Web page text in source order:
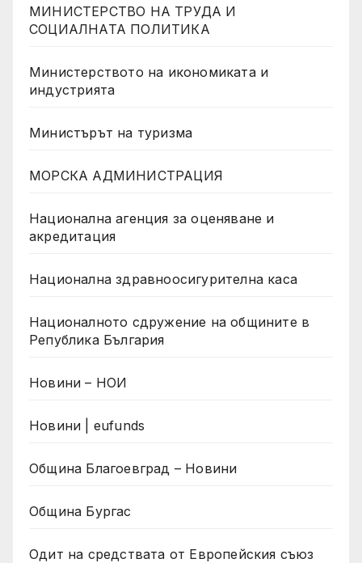
МИНИСТЕРСТВО НА ТРУДА И
СОЦИАЛНАТА ПОЛИТИКА
Министерството на икономиката и
индустрията
Министърът на туризма
МОРСКА АДМИНИСТРАЦИЯ
Национална агенция за оценяване и
акредитация
Национална здравноосигурителна каса
Националното сдружение на общините в
Република България
Новини – НОИ
Новини | eufunds
Община Благоевград – Новини
Община Бургас
Одит на средствата от Европейския съюз